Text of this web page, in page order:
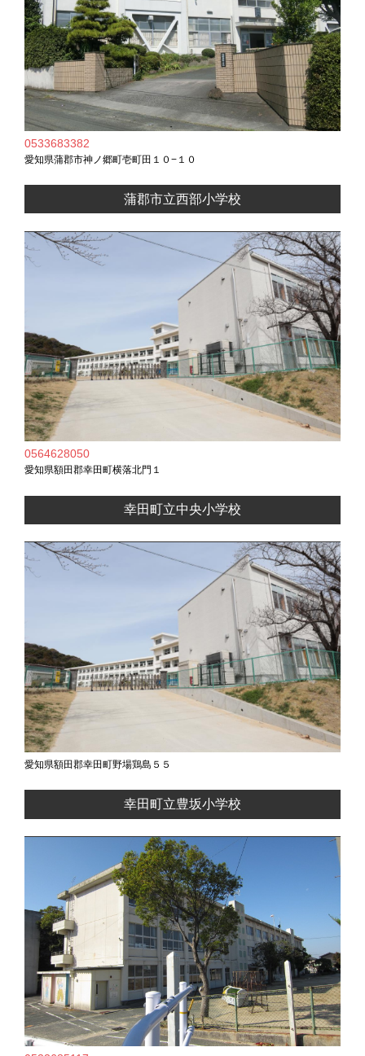
0533683382
愛知県蒲郡市神ノ郷町壱町田１０−１０
蒲郡市立西部小学校
0564628050
愛知県額田郡幸田町横落北門１
幸田町立中央小学校
愛知県額田郡幸田町野場鶏島５５
幸田町立豊坂小学校